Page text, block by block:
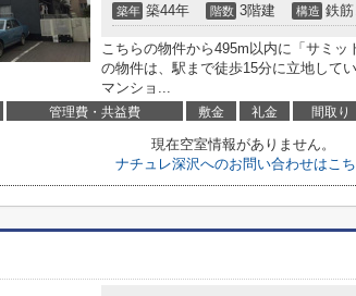
築年 築44年 階数 3階建 構造 鉄筋
こちらの物件から495m以内に「サミ
の物件は、駅まで徒歩15分に立地して
マンショ...
管理費・共益費 敷金 礼金 間取り
現在空室情報がありません。
ナチュレ深沢へのお問い合わせはこ